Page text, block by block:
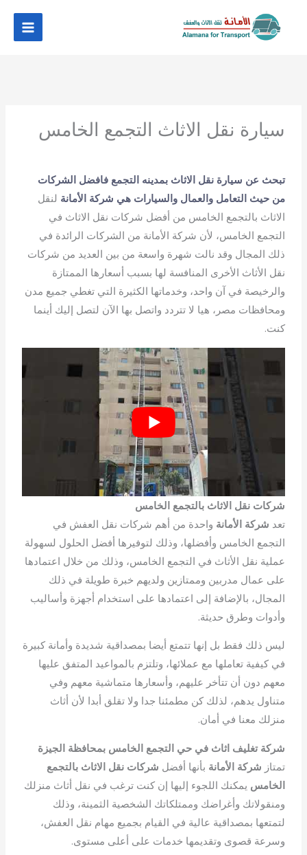
سيارة نقل الاثاث التجمع الخامس
تبحث عن سيارة نقل الاثاث بمدينه التجمع فافضل الشركات
من حيث التعامل والعمال والسيارات هي شركة الأمانة لنقل
الاثاث بالتجمع الخامس من أفضل شركات نقل الاثاث في
التجمع الخامس، لأن شركة الأمانة من الشركات الرائدة في
ذلك المجال وقد نالت شهرة واسعة من بين العديد من شركات
نقل الأثاث الأخرى المنافسة لها بسبب أسعارها الممتازة
والرخيصة في آن واحد، وخدماتها الكثيرة التي تغطي جميع مدن
ومحافظات مصر، هيا لا تتردد واتصل بها الآن لتصل إليك أينما
كنت.
شركات نقل الاثاث بالتجمع الخامس
تعد شركة الأمانة واحدة من أهم شركات نقل العفش في
التجمع الخامس وأفضلها، وذلك لتوفيرها أفضل الحلول لسهولة
عملية نقل الأثاث في التجمع الخامس، وذلك من خلال اعتمادها
على عمال مدربين وممتازين ولديهم خبرة طويلة في ذلك
المجال، بالإضافة إلى اعتمادها على استخدام أجهزة وأساليب
وأدوات وطرق حديثة.
ليس ذلك فقط بل إنها تتمتع أيضا بمصداقية شديدة وأمانة كبيرة
في كيفية تعاملها مع عملائها، وتلتزم بالمواعيد المتفق عليها
معهم دون أن تتأخر عليهم، وأسعارها متماشية معهم وفي
متناول يدهم، لذلك كن مطمئنا جدا ولا تقلق أبدا لأن أثاث
منزلك معنا في أمان.
شركة تغليف اثاث في حي التجمع الخامس بمحافظة الجيزة
تمتاز شركة الأمانة بأنها أفضل شركات نقل الاثاث بالتجمع
الخامس يمكنك اللجوء إليها إن كنت ترغب في نقل أثاث منزلك
ومنقولاتك وأغراضك وممتلكاتك الشخصية الثمينة، وذلك
لتمتعها بمصداقية عالية في القيام بجميع مهام نقل العفش،
وسرعة قصوى وتقديمها خدمات على أعلى مستوى.